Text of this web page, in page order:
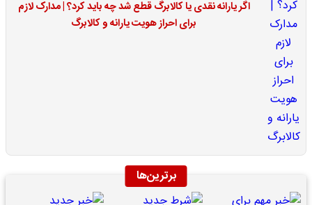
اگر یارانه نقدی یا کالابرگ قطع شد چه باید کرد؟ | مدارک لازم
برای احراز هویت یارانه و کالابرگ
برترین‌ها